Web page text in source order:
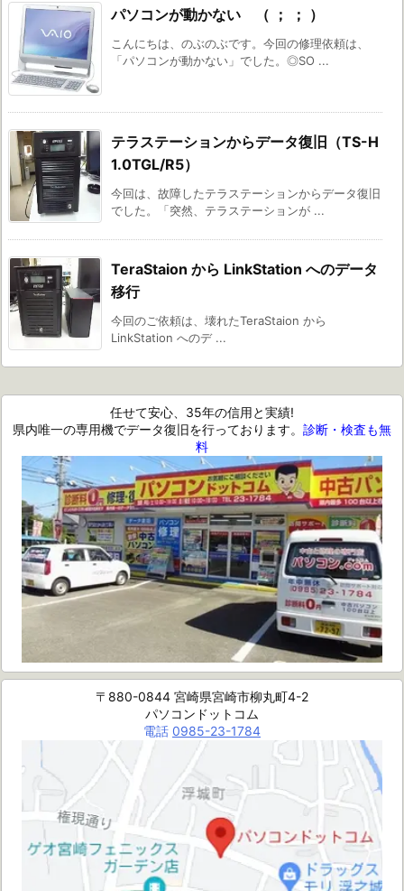
パソコンが動かない （ ； ； ）
こんにちは、のぶのぶです。今回の修理依頼は、
「パソコンが動かない」でした。◎SO ...
テラステーションからデータ復旧（TS-H
1.0TGL/R5）
今回は、故障したテラステーションからデータ復旧
でした。「突然、テラステーションが ...
TeraStaion から LinkStation へのデータ
移行
今回のご依頼は、壊れたTeraStaion から
LinkStation へのデ ...
任せて安心、35年の信用と実績!
県内唯一の専用機でデータ復旧を行っております。 診断・検査も無
料
〒880-0844 宮崎県宮崎市柳丸町4-2
パソコンドットコム
電話 0985-23-1784